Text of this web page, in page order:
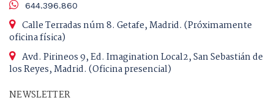
644.396.860
Calle Terradas núm 8. Getafe, Madrid. (Próximamente
oficina física)
Avd. Pirineos 9, Ed. Imagination Local2, San Sebastián de
los Reyes, Madrid. (Oficina presencial)
NEWSLETTER